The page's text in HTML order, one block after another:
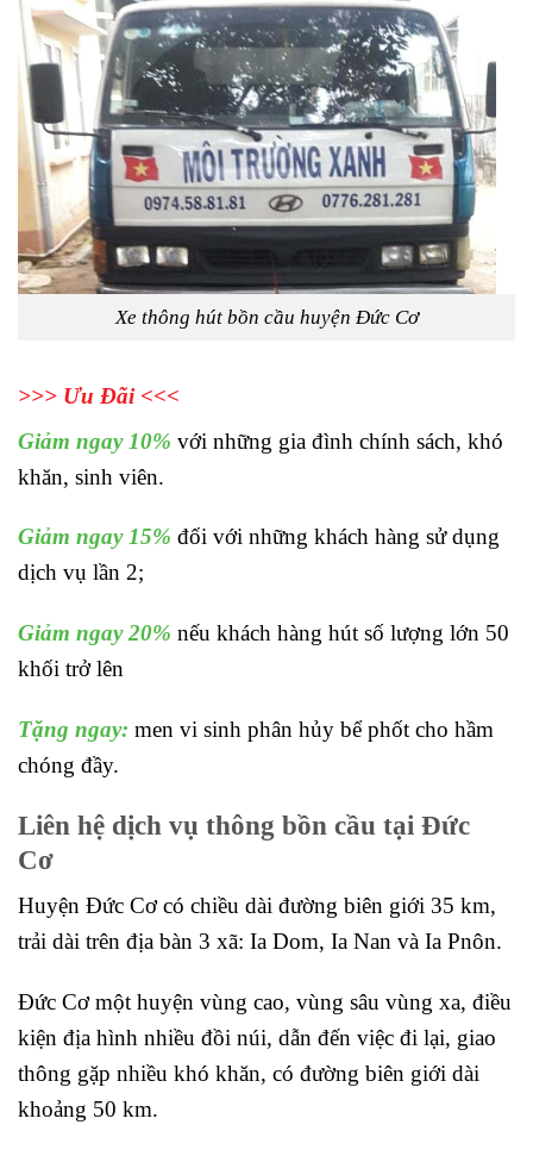
Xe thông hút bồn cầu huyện Đức Cơ
>>> Ưu Đãi <<<
Giảm ngay 10% với những gia đình chính sách, khó
khăn, sinh viên.
Giảm ngay 15% đối với những khách hàng sử dụng
dịch vụ lần 2;
Giảm ngay 20% nếu khách hàng hút số lượng lớn 50
khối trở lên
Tặng ngay: men vi sinh phân hủy bể phốt cho hầm
chóng đầy.
Liên hệ dịch vụ thông bồn cầu tại Đức
Cơ
Huyện Đức Cơ có chiều dài đường biên giới 35 km,
trải dài trên địa bàn 3 xã: Ia Dom, Ia Nan và Ia Pnôn.
Đức Cơ một huyện vùng cao, vùng sâu vùng xa, điều
kiện địa hình nhiều đồi núi, dẫn đến việc đi lại, giao
thông gặp nhiều khó khăn, có đường biên giới dài
khoảng 50 km.